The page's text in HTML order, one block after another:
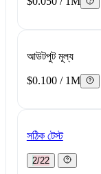
আউটপুট মূল্য
$0.100 / 1M
সঠিক টেস্ট
2/22